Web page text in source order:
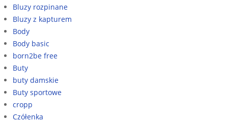
Bluzy rozpinane
Bluzy z kapturem
Body
Body basic
born2be free
Buty
buty damskie
Buty sportowe
cropp
Czółenka